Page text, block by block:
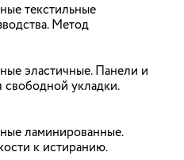
ежегодного
журнала
к 70-
строителя
профессии
строителя будут
готовится выпуск
текстильные
Метод
эластичные. Панели и
укладки.
ламинированные.
к истиранию.